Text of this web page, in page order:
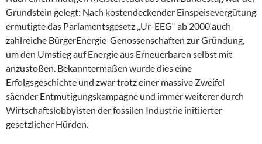
Grundstein gelegt: Nach kostendeckender Einspeisevergütung
ermutigte das Parlamentsgesetz „Ur-EEG“ ab 2000 auch
zahlreiche BürgerEnergie-Genossenschaften zur Gründung,
um den Umstieg auf Energie aus Erneuerbaren selbst mit
anzustoßen. Bekanntermaßen wurde dies eine
Erfolgsgeschichte und zwar trotz einer massive Zweifel
säender Entmutigungskampagne und immer weiterer durch
Wirtschaftslobbyisten der fossilen Industrie initiierter
gesetzlicher Hürden.